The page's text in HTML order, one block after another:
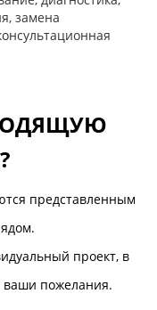
замена
представленным
проект, в
ваши пожелания.